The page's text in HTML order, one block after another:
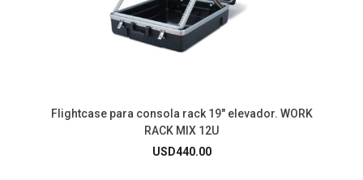
Flightcase para consola rack 19″ elevador. WORK
RACK MIX 12U
USD440.00